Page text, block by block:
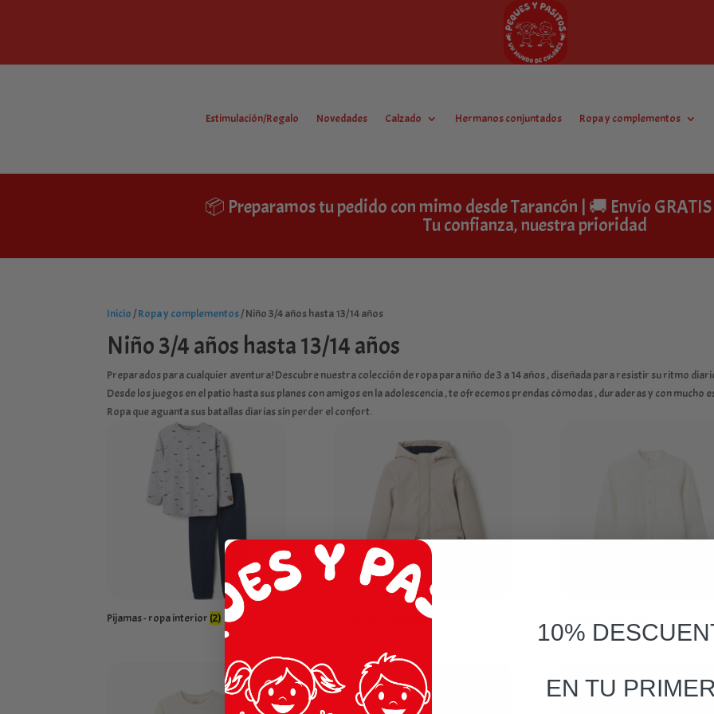
Estimulación/Regalo Novedades Calzado Hermanos conjuntados Ropa y complementos
📦 Preparamos tu pedido con mimo desde Tarancón | 🚚 Envío GRATIS
Tu confianza, nuestra prioridad
Inicio /Ropa y complementos/ Niño 3/4 años hasta 13/14 años
Niño 3/4 años hasta 13/14 años
Preparados para cualquier aventura! Descubre nuestra colección de ropa para niño de 3 a 14 años , diseñada para resistir su ritmo
Desde los juegos en el patio hasta sus planes con amigos en la adolescencia , te ofrecemos prendas cómodas , duraderas y con mucho
Ropa que aguanta sus batallas diarias sin perder el confort.
Pijamas - ropa interior (2) Abrigos y Chaquetas(6)
10%
EN TU